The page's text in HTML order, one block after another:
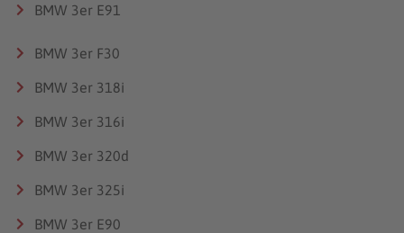
BMW 3er E91
BMW 3er F30
BMW 3er 318i
BMW 3er 316i
BMW 3er 320d
BMW 3er 325i
BMW 3er E90